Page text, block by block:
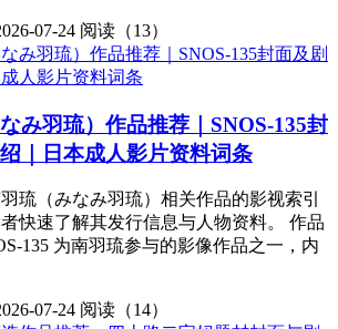
07-24 阅读（13）
み羽琉）作品推荐｜SNOS-135封
｜日本成人影片资料词条
琉（みなみ羽琉）相关作品的影视索引
快速了解其发行信息与人物资料。 作品
135 为南羽琉参与的影像作品之一，内
07-24 阅读（14）